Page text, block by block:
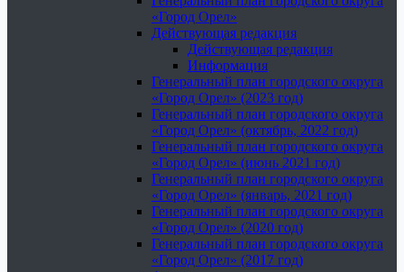
«Город Орел»
Действующая редакция
Действующая редакция
Информация
Генеральный план городского округа
«Город Орел» (2023 год)
Генеральный план городского округа
«Город Орел» (октябрь, 2022 год)
Генеральный план городского округа
«Город Орел» (июнь 2021 год)
Генеральный план городского округа
«Город Орел» (январь, 2021 год)
Генеральный план городского округа
«Город Орел» (2020 год)
Генеральный план городского округа
«Город Орел» (2017 год)